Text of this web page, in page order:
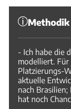
Methodik
- Ich habe die
modelliert. Für
Platzierungs-
aktuelle
nach
hat noch